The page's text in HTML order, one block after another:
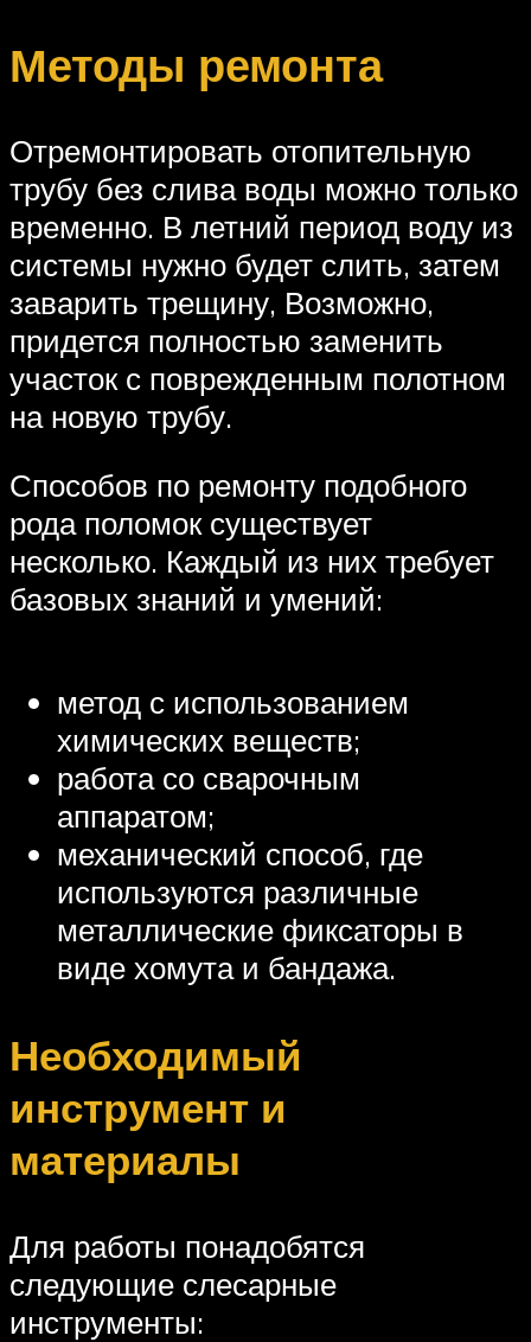
Методы ремонта
Отремонтировать отопительную
трубу без слива воды можно только
временно. В летний период воду из
системы нужно будет слить, затем
заварить трещину, Возможно,
придется полностью заменить
участок с поврежденным полотном
на новую трубу.
Способов по ремонту подобного
рода поломок существует
несколько. Каждый из них требует
базовых знаний и умений:
метод с использованием
химических веществ;
работа со сварочным
аппаратом;
механический способ, где
используются различные
металлические фиксаторы в
виде хомута и бандажа.
Необходимый
инструмент и
материалы
Для работы понадобятся
следующие слесарные
инструменты: